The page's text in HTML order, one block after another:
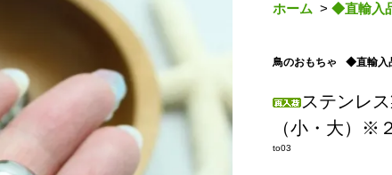
ホーム > ◆直輸入
鳥のおもちゃ ◆直輸入
ステンレ
（小・大）※
to03